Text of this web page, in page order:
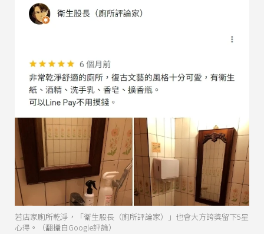
若店家廁所乾淨，「衛生股長（廁所評論家）」也會大方誇獎留下5星
心得。（翻攝自Google評論）